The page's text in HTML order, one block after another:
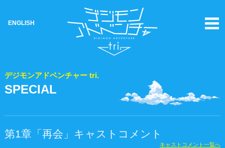
ENGLISH
デジモンアドベンチャー tri.
SPECIAL
第1章「再会」キャストコメント
キャストコメント一覧へ